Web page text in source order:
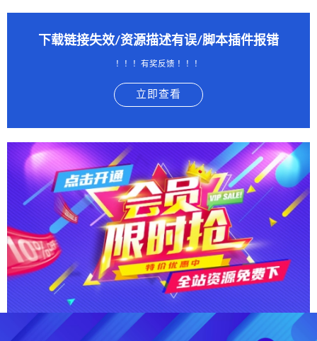
下载链接失效/资源描述有误/脚本插件报错
！！！有奖反馈 ！！！
立即查看